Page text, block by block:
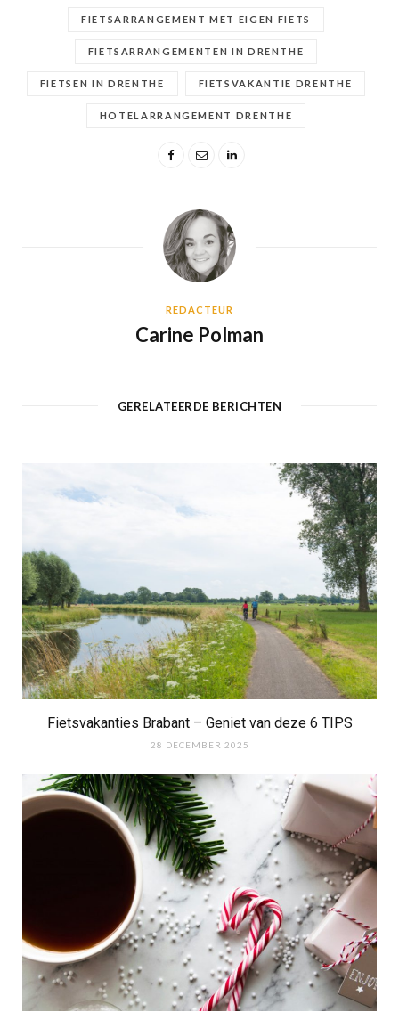
FIETSARRANGEMENT MET EIGEN FIETS
FIETSARRANGEMENTEN IN DRENTHE
FIETSEN IN DRENTHE FIETSVAKANTIE DRENTHE
HOTELARRANGEMENT DRENTHE
REDACTEUR
Carine Polman
GERELATEERDE BERICHTEN
Fietsvakanties Brabant – Geniet van deze 6 TIPS
28 DECEMBER 2025